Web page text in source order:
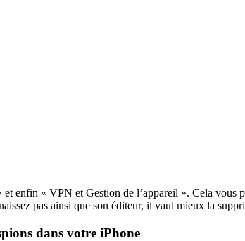
enfin « VPN et Gestion de l’appareil ». Cela
pas ainsi que son éditeur, il vaut mieux la
dans votre iPhone